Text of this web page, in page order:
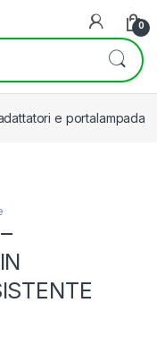
0
e portalampada